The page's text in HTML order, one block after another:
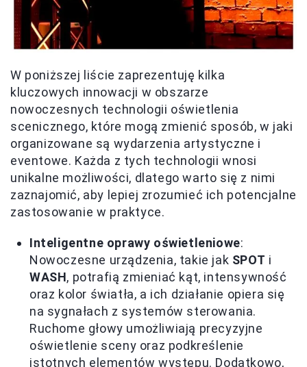
W poniższej liście zaprezentuję kilka
kluczowych innowacji w obszarze
nowoczesnych technologii oświetlenia
scenicznego, które mogą zmienić sposób, w jaki
organizowane są wydarzenia artystyczne i
eventowe. Każda z tych technologii wnosi
unikalne możliwości, dlatego warto się z nimi
zaznajomić, aby lepiej zrozumieć ich potencjalne
zastosowanie w praktyce.
Inteligentne oprawy oświetleniowe:
Nowoczesne urządzenia, takie jak SPOT i
WASH, potrafią zmieniać kąt, intensywność
oraz kolor światła, a ich działanie opiera się
na sygnałach z systemów sterowania.
Ruchome głowy umożliwiają precyzyjne
oświetlenie sceny oraz podkreślenie
istotnych elementów występu. Dodatkowo,